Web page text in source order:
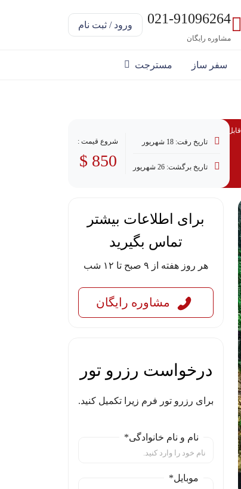
021-91096264
مشاوره رایگان
ورود / ثبت نام
سفر ساز مسترجت
قابل پرداخت با وام
تاریخ رفت: 18 شهریور
تاریخ برگشت: 26 شهریور
شروع قیمت :
850 $
برای اطلاعات بیشتر
تماس بگیرید
هر روز هفته از ۹ صبح تا ۱۲ شب
مشاوره رایگان
درخواست رزرو تور
برای رزرو تور فرم زیرا تکمیل کنید.
نام و نام خانوادگی*
موبایل*